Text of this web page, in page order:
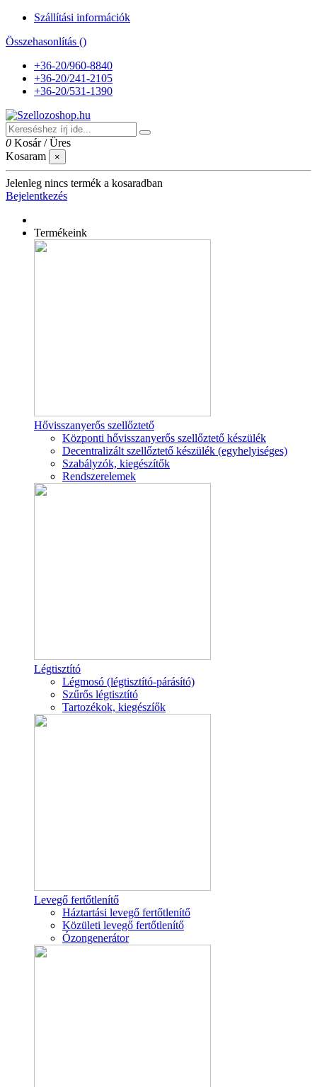
Szállítási információk
Összehasonlítás ()
+36-20/960-8840
+36-20/241-2105
+36-20/531-1390
0 Kosár /Üres
Kosaram
×
Jelenleg nincs termék a kosaradban
Bejelentkezés
Termékeink
Hővisszanyerős szellőztető
Központi hővisszanyerős szellőztető készülék
Decentralizált szellőztető készülék (egyhelyiséges)
Szabályzók, kiegészítők
Rendszerelemek
Légtisztító
Légmosó (légtisztító-párásító)
Szűrős légtisztító
Tartozékok, kiegészíők
Levegő fertőtlenítő
Háztartási levegő fertőtlenítő
Közületi levegő fertőtlenítő
Ózongenerátor